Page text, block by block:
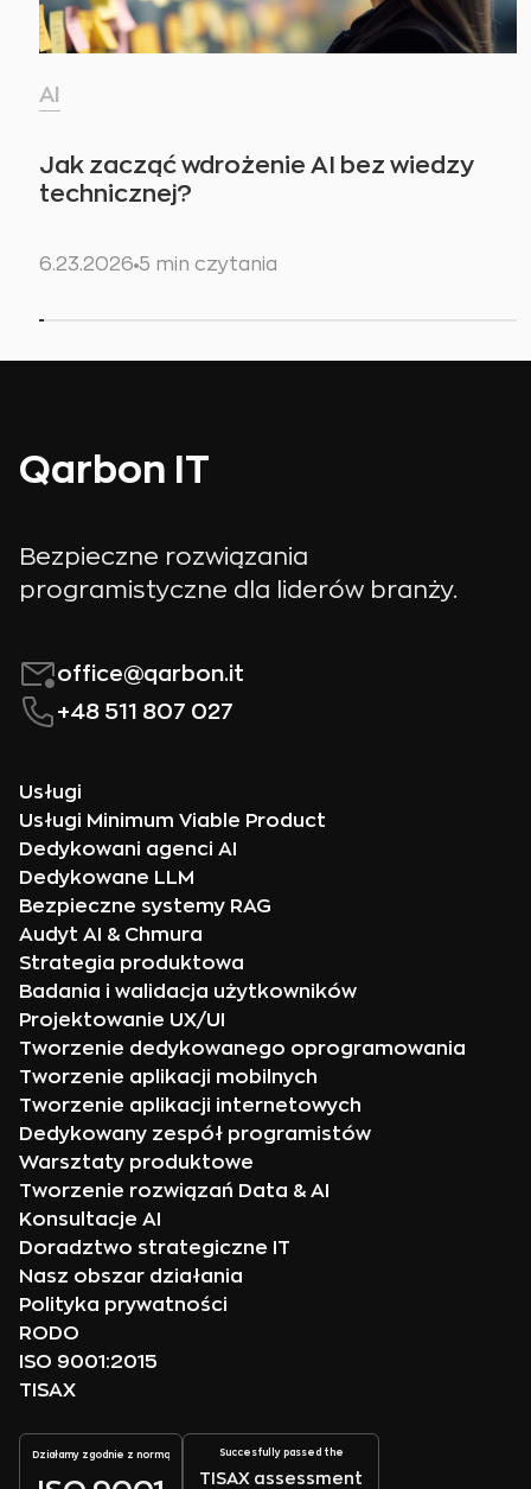
AI
Jak zacząć wdrożenie AI bez wiedzy
technicznej?
6.23.2026 5 min czytania
Qarbon IT
Bezpieczne rozwiązania
programistyczne dla liderów branży.
office@qarbon.it
+48 511 807 027
Usługi
Usługi Minimum Viable Product
Dedykowani agenci AI
Dedykowane LLM
Bezpieczne systemy RAG
Audyt AI & Chmura
Strategia produktowa
Badania i walidacja użytkowników
Projektowanie UX/UI
Tworzenie dedykowanego oprogramowania
Tworzenie aplikacji mobilnych
Tworzenie aplikacji internetowych
Dedykowany zespół programistów
Warsztaty produktowe
Tworzenie rozwiązań Data & AI
Konsultacje AI
Doradztwo strategiczne IT
Nasz obszar działania
Polityka prywatności
RODO
ISO 9001:2015
TISAX
Działamy zgodnie z normą Succesfully passed the
TISAX assessment